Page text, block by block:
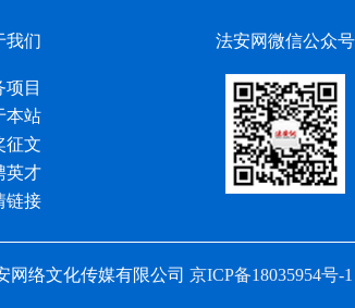
我们
项目
本站
征文
英才
链接
法安网微信公众号
网络文化传媒有限公司 京ICP备18035954号-1